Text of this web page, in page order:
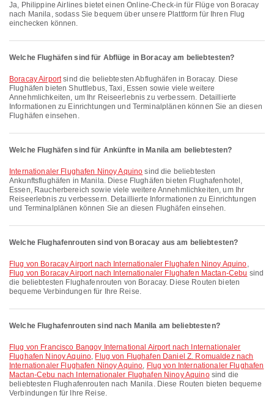
Ja, Philippine Airlines bietet einen Online-Check-in für Flüge von Boracay
nach Manila, sodass Sie bequem über unsere Plattform für Ihren Flug
einchecken können.
Welche Flughäfen sind für Abflüge in Boracay am beliebtesten?
Boracay Airportsind die beliebtesten Abflughäfen in Boracay. Diese
Flughäfen bieten Shuttlebus, Taxi, Essen sowie viele weitere
Annehmlichkeiten, um Ihr Reiseerlebnis zu verbessern. Detaillierte
Informationen zu Einrichtungen und Terminalplänen können Sie an diesen
Flughäfen einsehen.
Welche Flughäfen sind für Ankünfte in Manila am beliebtesten?
Internationaler Flughafen Ninoy Aquino sind die beliebtesten
Ankunftsflughäfen in Manila. Diese Flughäfen bieten Flughafenhotel,
Essen, Raucherbereich sowie viele weitere Annehmlichkeiten, um Ihr
Reiseerlebnis zu verbessern. Detaillierte Informationen zu Einrichtungen
und Terminalplänen können Sie an diesen Flughäfen einsehen.
Welche Flughafenrouten sind von Boracay aus am beliebtesten?
Flug von Boracay Airport nach Internationaler Flughafen Ninoy Aquino,
Flug von Boracay Airport nach Internationaler Flughafen Mactan-Cebu sind
die beliebtesten Flughafenrouten von Boracay. Diese Routen bieten
bequeme Verbindungen für Ihre Reise.
Welche Flughafenrouten sind nach Manila am beliebtesten?
Flug von Francisco Bangoy International Airport nach Internationaler
Flughafen Ninoy Aquino, Flug von Flughafen Daniel Z. Romualdez nach
Internationaler Flughafen Ninoy Aquino, Flug von Internationaler Flughafen
Mactan-Cebu nach Internationaler Flughafen Ninoy Aquinosind die
beliebtesten Flughafenrouten nach Manila. Diese Routen bieten bequeme
Verbindungen für Ihre Reise.